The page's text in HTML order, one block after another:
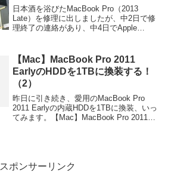
日本酒を浴びたMacBook Pro（2013
Late）を修理に出しましたが、中2日で修
理終了の連絡があり、中4日でApple
もあったので、私のMacBo...
【Mac】MacBook Pro 2011
EarlyのHDDを1TBに換装する！
（2）
昨日に引き続き、愛用のMacBook Pro
2011 Earlyの内蔵HDDを1TBに換装、いっ
てみます。【Mac】MacBook Pro 2011
スポンサーリンク